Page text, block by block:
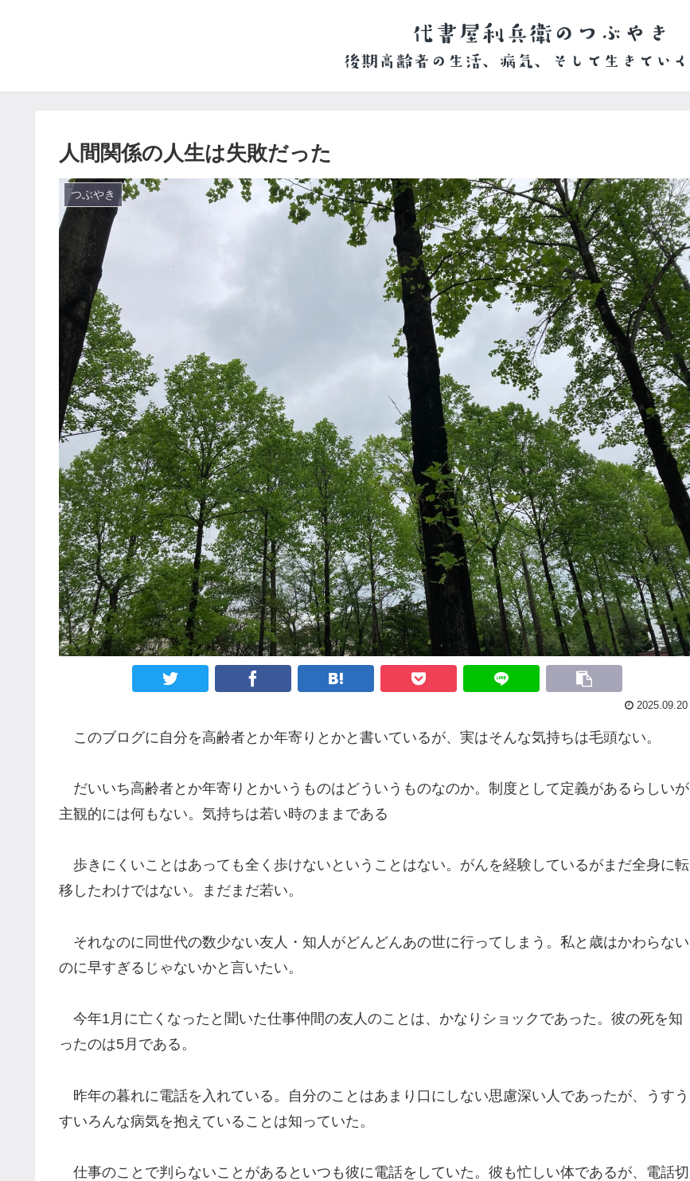
人間関係の人生は失敗だった
つぶやき
2025.09.20
このブログに自分を高齢者とか年寄りとかと書いているが、実はそんな気持ちは毛頭ない。
だいいち高齢者とか年寄りとかいうものはどういうものなのか。制度として定義があるらしいが
主観的には何もない。気持ちは若い時のままである
歩きにくいことはあっても全く歩けないということはない。がんを経験しているがまだ全身に転
移したわけではない。まだまだ若い。
それなのに同世代の数少ない友人・知人がどんどんあの世に行ってしまう。私と歳はかわらない
のに早すぎるじゃないかと言いたい。
今年1月に亡くなったと聞いた仕事仲間の友人のことは、かなりショックであった。彼の死を知
ったのは5月である。
昨年の暮れに電話を入れている。自分のことはあまり口にしない思慮深い人であったが、うすう
すいろんな病気を抱えていることは知っていた。
仕事のことで判らないことがあるといつも彼に電話をしていた。彼も忙しい体であるが、電話切